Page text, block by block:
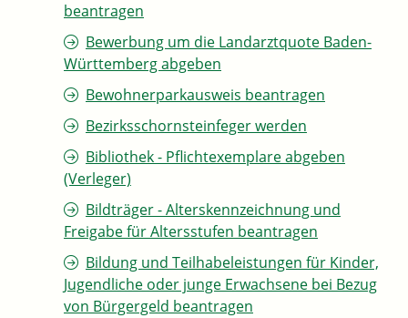
beantragen
Bewerbung um die Landarztquote Baden-
Württemberg abgeben
Bewohnerparkausweis beantragen
Bezirksschornsteinfeger werden
Bibliothek - Pflichtexemplare abgeben
(Verleger)
Bildträger - Alterskennzeichnung und
Freigabe für Altersstufen beantragen
Bildung und Teilhabeleistungen für Kinder,
Jugendliche oder junge Erwachsene bei Bezug
von Bürgergeld beantragen